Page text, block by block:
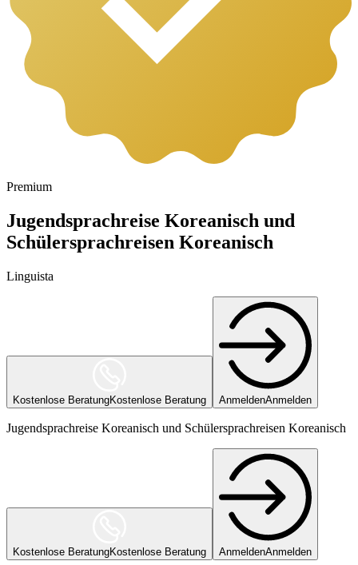
Premium
Jugendsprachreise Koreanisch und
Schülersprachreisen Koreanisch
Linguista
Kostenlose BeratungKostenlose Beratung AnmeldenAnmelden
Jugendsprachreise Koreanisch und Schülersprachreisen Koreanisch
Kostenlose BeratungKostenlose Beratung AnmeldenAnmelden